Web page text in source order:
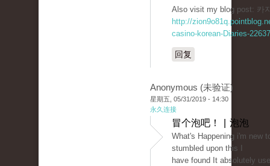
Also visit my blog post: 카
http://
casino-korean-Diaries-
回复
Anonymous (未验证)
星期五, 05/31/2019 - 14:30
永久连接
冒个泡吧！ | 泡泡
What's Happening i'm new
stumbled upon this I
have found It absolutely